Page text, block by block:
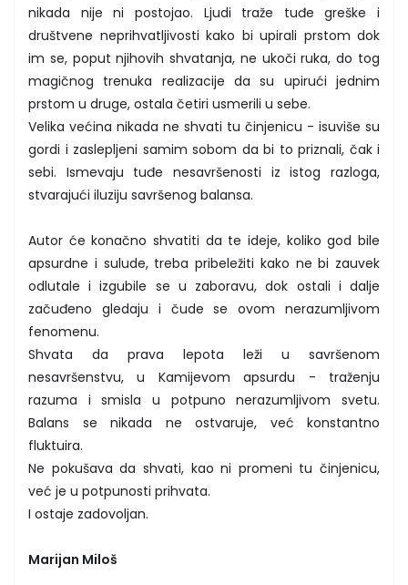
nikada nije ni postojao. Ljudi traže tuđe greške i
društvene neprihvatljivosti kako bi upirali prstom dok
im se, poput njihovih shvatanja, ne ukoči ruka, do tog
magičnog trenuka realizacije da su upirući jednim
prstom u druge, ostala četiri usmerili u sebe.
Velika većina nikada ne shvati tu činjenicu - isuviše su
gordi i zaslepljeni samim sobom da bi to priznali, čak i
sebi. Ismevaju tuđe nesavršenosti iz istog razloga,
stvarajući iluziju savršenog balansa.
Autor će konačno shvatiti da te ideje, koliko god bile
apsurdne i sulude, treba pribeležiti kako ne bi zauvek
odlutale i izgubile se u zaboravu, dok ostali i dalje
začuđeno gledaju i čude se ovom nerazumljivom
fenomenu.
Shvata da prava lepota leži u savršenom
nesavršenstvu, u Kamijevom apsurdu - traženju
razuma i smisla u potpuno nerazumljivom svetu.
Balans se nikada ne ostvaruje, već konstantno
fluktuira.
Ne pokušava da shvati, kao ni promeni tu činjenicu,
već je u potpunosti prihvata.
I ostaje zadovoljan.
Marijan Miloš